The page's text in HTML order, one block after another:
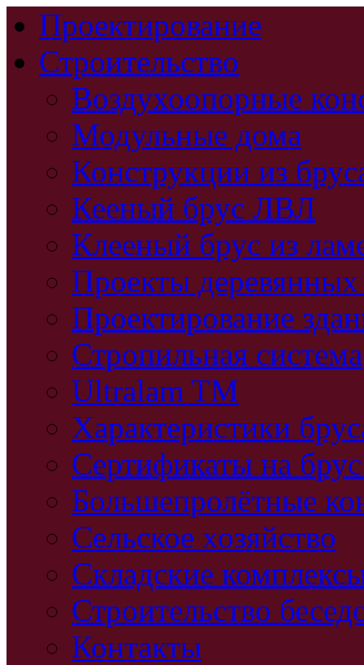
Проектирование
Строительство
Воздухоопорные
Модульные дома
Конструкции из
Кееный брус ЛВЛ
Клееный брус из
Проекты
Проектирование
Стропильная система
Ultralam TM
Характеристики
Сертификаты на
Большепролётные
Сельское хозяйство
Складские
Строительство
Контакты